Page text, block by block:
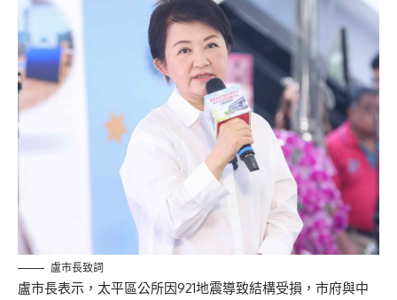
盧市長致詞
盧市長表示，太平區公所因921地震導致結構受損，市府與中